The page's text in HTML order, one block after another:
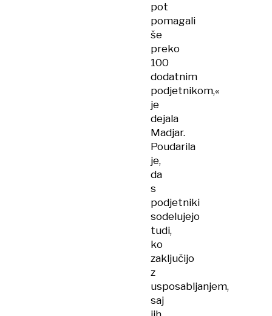
pot
pomagali
še
preko
100
dodatnim
podjetnikom,«
je
dejala
Madjar.
Poudarila
je,
da
s
podjetniki
sodelujejo
tudi,
ko
zaključijo
z
usposabljanjem,
saj